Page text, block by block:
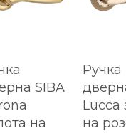
SIBA
на
Ручка
Lucca
на